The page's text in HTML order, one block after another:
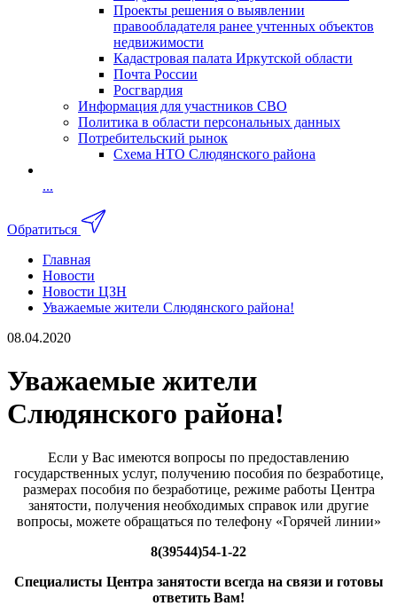
Проекты решения о выявлении
правообладателя ранее учтенных объектов
недвижимости
Кадастровая палата Иркутской области
Почта России
Росгвардия
Информация для участников СВО
Политика в области персональных данных
Потребительский рынок
Схема НТО Слюдянского района
...
Обратиться
Главная
Новости
Новости ЦЗН
Уважаемые жители Слюдянского района!
08.04.2020
Уважаемые жители
Слюдянского района!
Если у Вас имеются вопросы по предоставлению
государственных услуг, получению пособия по безработице,
размерах пособия по безработице, режиме работы Центра
занятости, получения необходимых справок или другие
вопросы, можете обращаться по телефону «Горячей линии»
8(39544)54-1-22
Специалисты Центра занятости всегда на связи и готовы
ответить Вам!